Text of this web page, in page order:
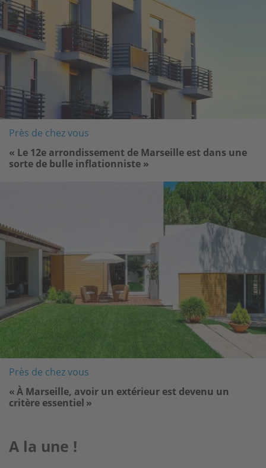
Près de chez vous
« Le 12e arrondissement de Marseille est dans une
sorte de bulle inflationniste »
Près de chez vous
« À Marseille, avoir un extérieur est devenu un
critère essentiel »
A la une !